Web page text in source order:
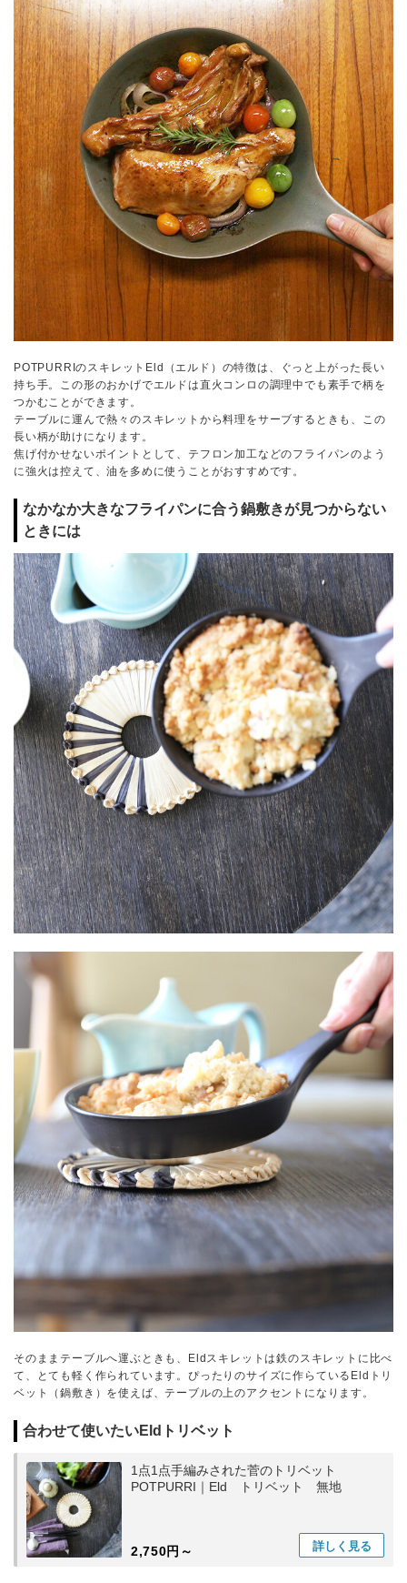
POTPURRIのスキレットEld（エルド）の特徴は、ぐっと上がった長い
持ち手。この形のおかげでエルドは直火コンロの調理中でも素手で柄を
つかむことができます。
テーブルに運んで熱々のスキレットから料理をサーブするときも、この
長い柄が助けになります。
焦げ付かせないポイントとして、テフロン加工などのフライパンのよう
に強火は控えて、油を多めに使うことがおすすめです。
なかなか大きなフライパンに合う鍋敷きが見つからない
ときには
そのままテーブルへ運ぶときも、Eldスキレットは鉄のスキレットに比べ
て、とても軽く作られています。ぴったりのサイズに作らているEldトリ
ベット（鍋敷き）を使えば、テーブルの上のアクセントになります。
合わせて使いたいEldトリベット
1点1点手編みされた菅のトリベット
POTPURRI｜Eld トリベット 無地
2,750円～ 詳しく 見る